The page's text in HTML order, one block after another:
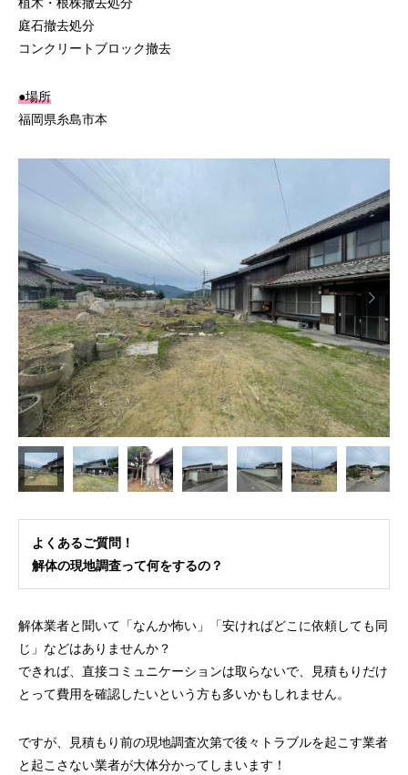
庭石撤去処分
コンクリートブロック撤去
●場所
福岡県糸島市本

よくあるご質問！
解体の現地調査って何をするの？
解体業者と聞いて「なんか怖い」「安ければどこに依頼しても同
じ」などはありませんか？
できれば、直接コミュニケーションは取らないで、見積もりだけ
とって費用を確認したいという方も多いかもしれません。
ですが、見積もり前の現地調査次第で後々トラブルを起こす業者
と起こさない業者が大体分かってしまいます！